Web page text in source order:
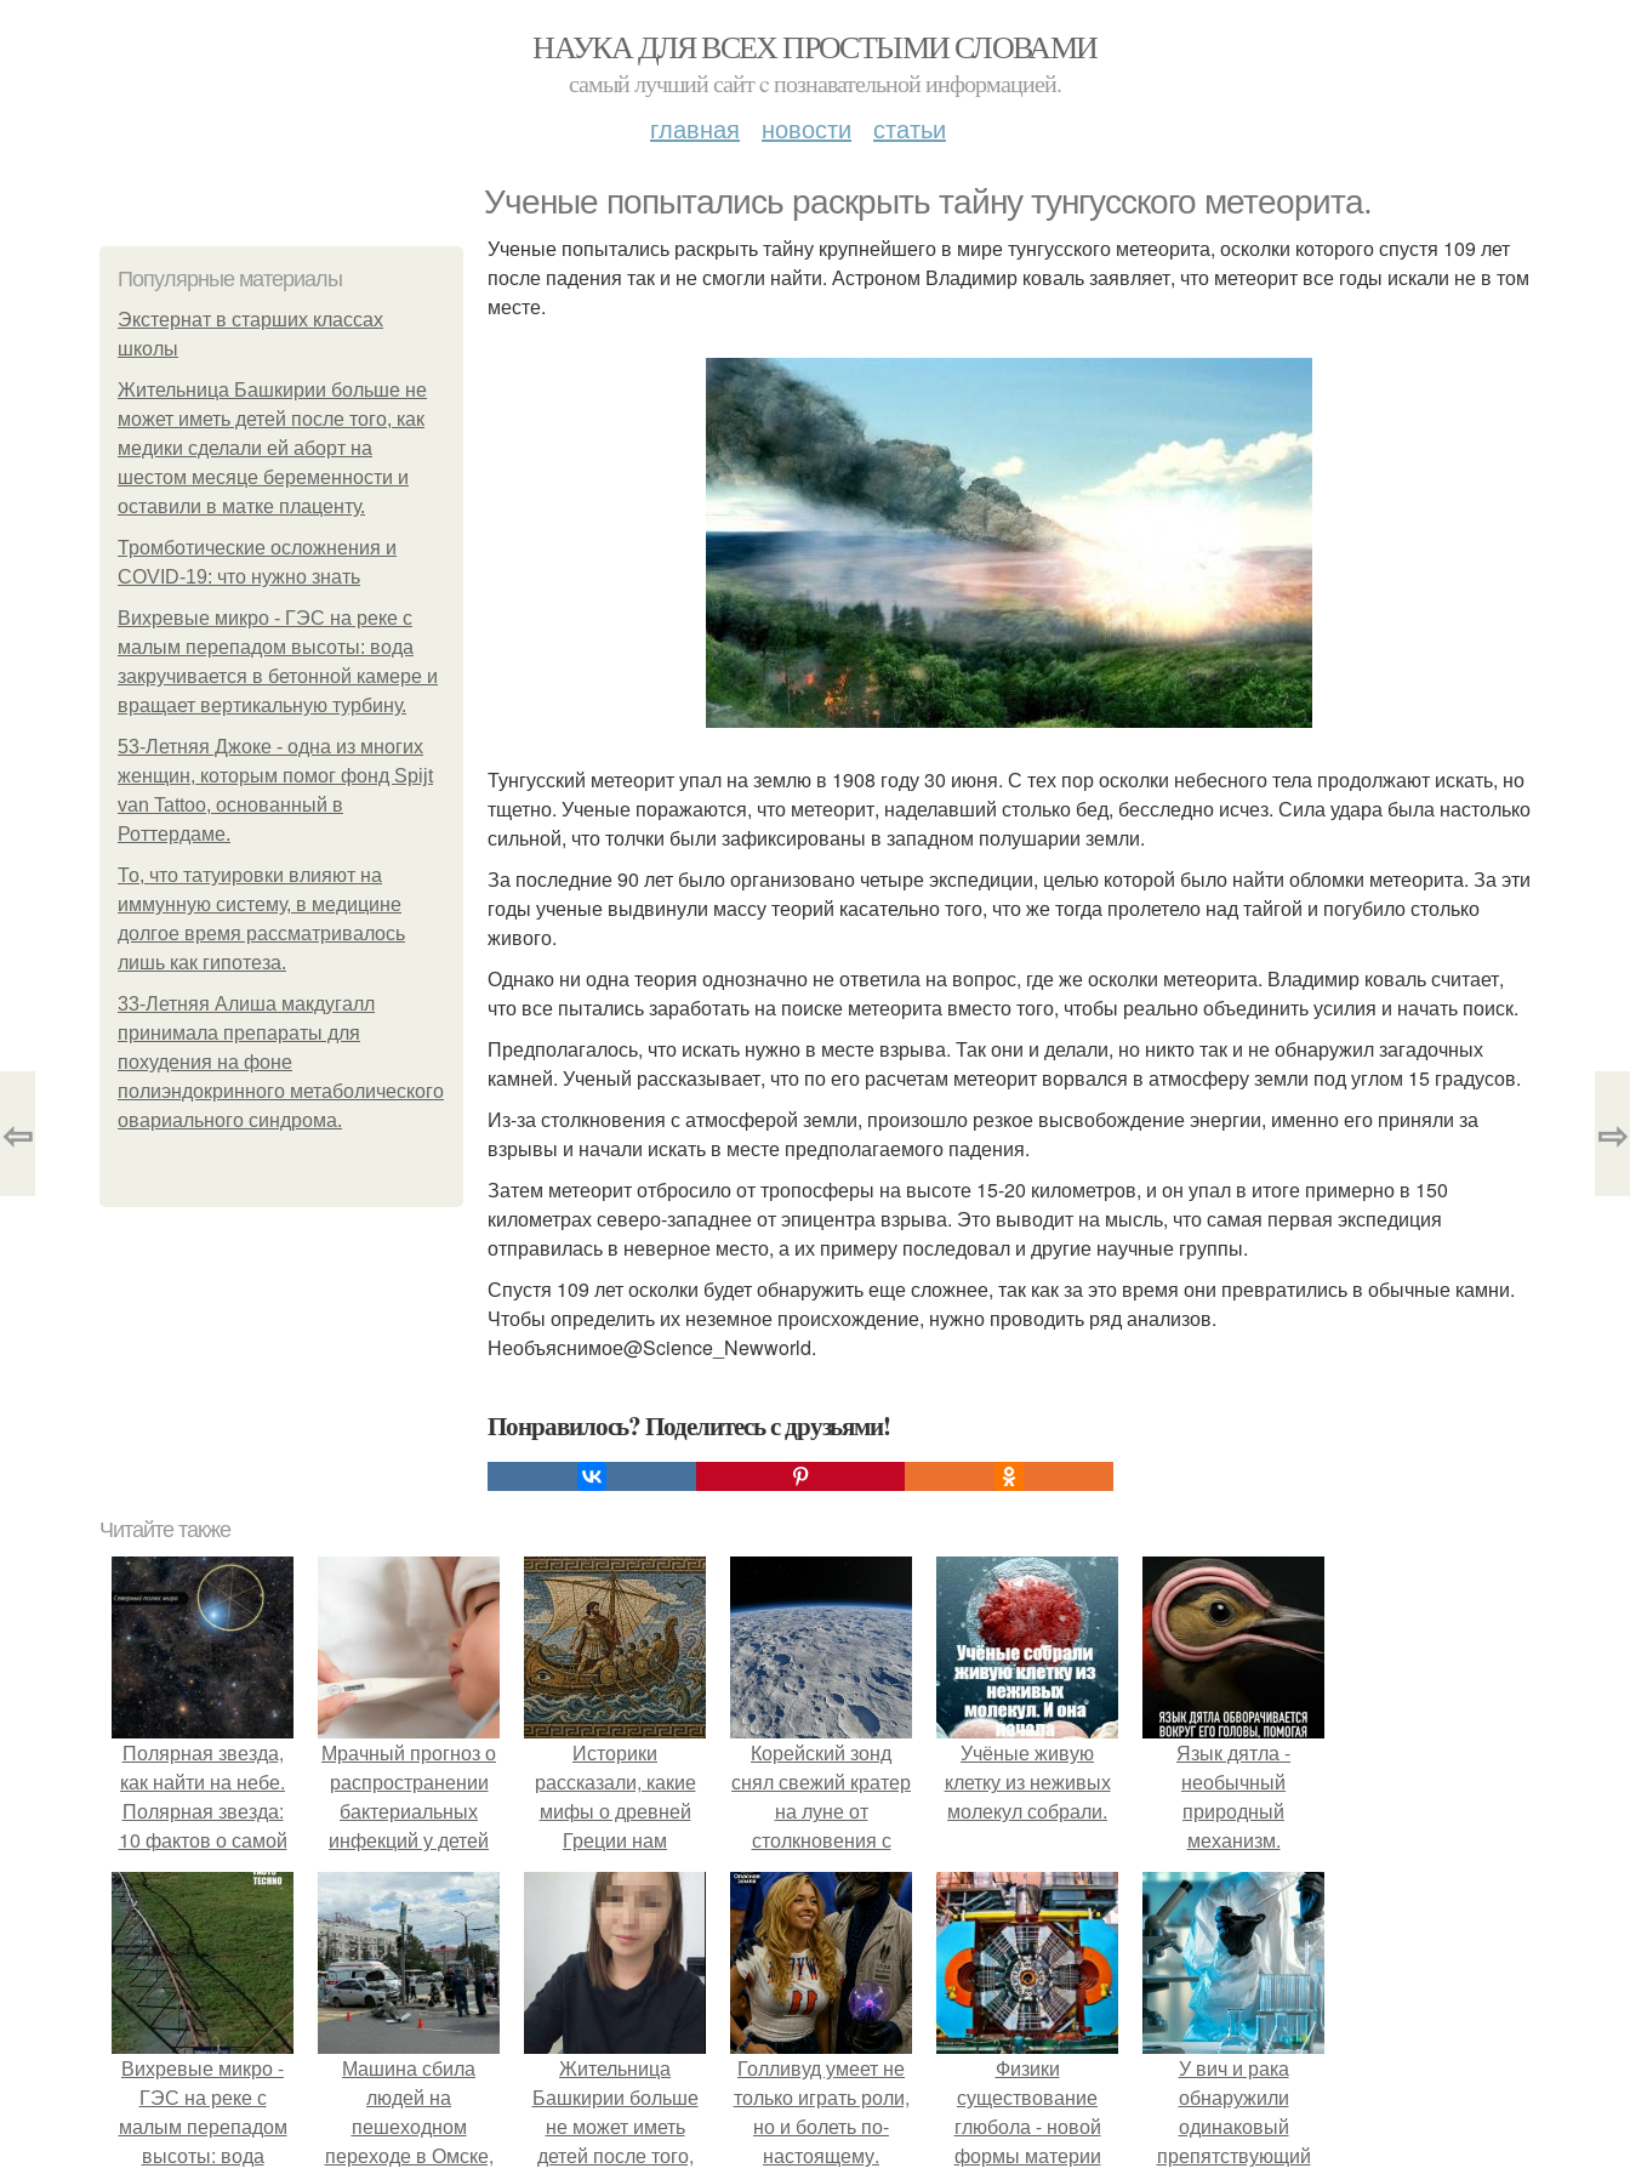
НАУКА ДЛЯ ВСЕХ ПРОСТЫМИ СЛОВАМИ
самый лучший сайт c познавательной информацией.
главная новости статьи
Ученые попытались раскрыть тайну тунгусского метеорита.
Популярные материалы
Экстернат в старших классах
школы
Жительница Башкирии больше не
может иметь детей после того, как
медики сделали ей аборт на
шестом месяце беременности и
оставили в матке плаценту.
Тромботические осложнения и
COVID-19: что нужно знать
Вихревые микро - ГЭС на реке с
малым перепадом высоты: вода
закручивается в бетонной камере и
вращает вертикальную турбину.
53-Летняя Джоке - одна из многих
женщин, которым помог фонд Spijt
van Tattoo, основанный в
Роттердаме.
То, что татуировки влияют на
иммунную систему, в медицине
долгое время рассматривалось
лишь как гипотеза.
33-Летняя Алиша макдугалл
принимала препараты для
похудения на фоне
полиэндокринного метаболического
овариального синдрома.
Ученые попытались раскрыть тайну крупнейшего в мире тунгусского метеорита, осколки которого спустя 109 лет
после падения так и не смогли найти. Астроном Владимир коваль заявляет, что метеорит все годы искали не в том
месте.
Тунгусский метеорит упал на землю в 1908 году 30 июня. С тех пор осколки небесного тела продолжают искать, но
тщетно. Ученые поражаются, что метеорит, наделавший столько бед, бесследно исчез. Сила удара была настолько
сильной, что толчки были зафиксированы в западном полушарии земли.
За последние 90 лет было организовано четыре экспедиции, целью которой было найти обломки метеорита. За эти
годы ученые выдвинули массу теорий касательно того, что же тогда пролетело над тайгой и погубило столько
живого.
Однако ни одна теория однозначно не ответила на вопрос, где же осколки метеорита. Владимир коваль считает,
что все пытались заработать на поиске метеорита вместо того, чтобы реально объединить усилия и начать поиск.
Предполагалось, что искать нужно в месте взрыва. Так они и делали, но никто так и не обнаружил загадочных
камней. Ученый рассказывает, что по его расчетам метеорит ворвался в атмосферу земли под углом 15 градусов.
Из-за столкновения с атмосферой земли, произошло резкое высвобождение энергии, именно его приняли за
взрывы и начали искать в месте предполагаемого падения.
Затем метеорит отбросило от тропосферы на высоте 15-20 километров, и он упал в итоге примерно в 150
километрах северо-западнее от эпицентра взрыва. Это выводит на мысль, что самая первая экспедиция
отправилась в неверное место, а их примеру последовал и другие научные группы.
Спустя 109 лет осколки будет обнаружить еще сложнее, так как за это время они превратились в обычные камни.
Чтобы определить их неземное происхождение, нужно проводить ряд анализов.
Необъяснимое@Science_Newworld.
Понравилось? Поделитесь с друзьями!
⇦ ⇨
Читайте также
Полярная звезда,
как найти на небе.
Полярная звезда:
10 фактов о самой
известной звезде
ночного неба.
Мрачный прогноз о
распространении
бактериальных
инфекций у детей
вышел.
Историки
рассказали, какие
мифы о древней
Греции нам
навязало кино.
Корейский зонд
снял свежий кратер
на луне от
столкновения с
обломком Falcon 9.
Учёные живую
клетку из неживых
молекул собрали.
Язык дятла -
необычный
природный
механизм.
Вихревые микро -
ГЭС на реке с
малым перепадом
высоты: вода
Машина сбила
людей на
пешеходном
переходе в Омске,
Жительница
Башкирии больше
не может иметь
детей после того,
Голливуд умеет не
только играть роли,
но и болеть по-
настоящему.
Физики
существование
глюбола - новой
формы материи
У вич и рака
обнаружили
одинаковый
препятствующий